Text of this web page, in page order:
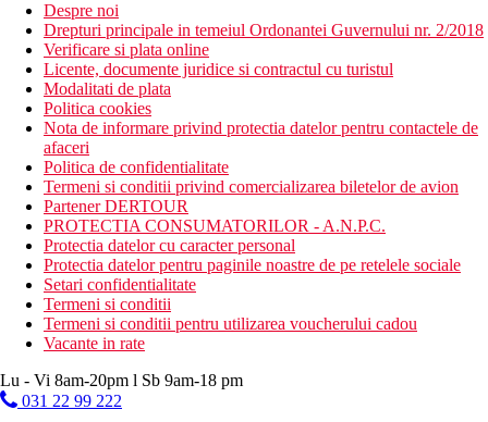
mini discoteca
fitness
magazine
piscina (sezlonguri, umbrele si prosoape gratuite)
piscina interioara (sezlonguri si prosoape gratuite)
piscina pentru copii
sala de conferinta
Descrierea plajei
privat
nisipos cu pietricele
sezlonguri, umbrele si prosoape gratuite
Activitati sportive gratuite
aerobic
gimnastica acvatica
bocce
fitness
baie turceasca
sauna
aburi
badminton
Despre noi
Drepturi principale in temeiul Ordonantei Guvernului nr. 2/2018
Verificare si plata online
Licente, documente juridice si contractul cu turistul
Modalitati de plata
Politica cookies
Nota de informare privind protectia datelor pentru contactele de
afaceri
Politica de confidentialitate
Termeni si conditii privind comercializarea biletelor de avion
Partener DERTOUR
PROTECTIA CONSUMATORILOR - A.N.P.C.
Protectia datelor cu caracter personal
Protectia datelor pentru paginile noastre de pe retelele sociale
Setari confidentialitate
Termeni si conditii
Termeni si conditii pentru utilizarea voucherului cadou
Vacante in rate
Lu - Vi 8am-20pm l Sb 9am-18 pm
031 22 99 222